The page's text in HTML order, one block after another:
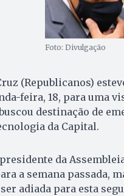
Foto: Divulgação
(Republicanos)
feira, 18, para uma
destinação de
da Capital.
da
a semana passada,
adiada para esta